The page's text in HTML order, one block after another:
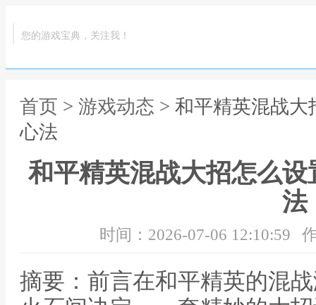
您的游戏宝典，关注我！
首页 > 游戏动态 > 和平精英混战
心法
和平精英混战大招怎么
法
时间：2026-07-06 12:10:59
摘要：前言在和平精英的混